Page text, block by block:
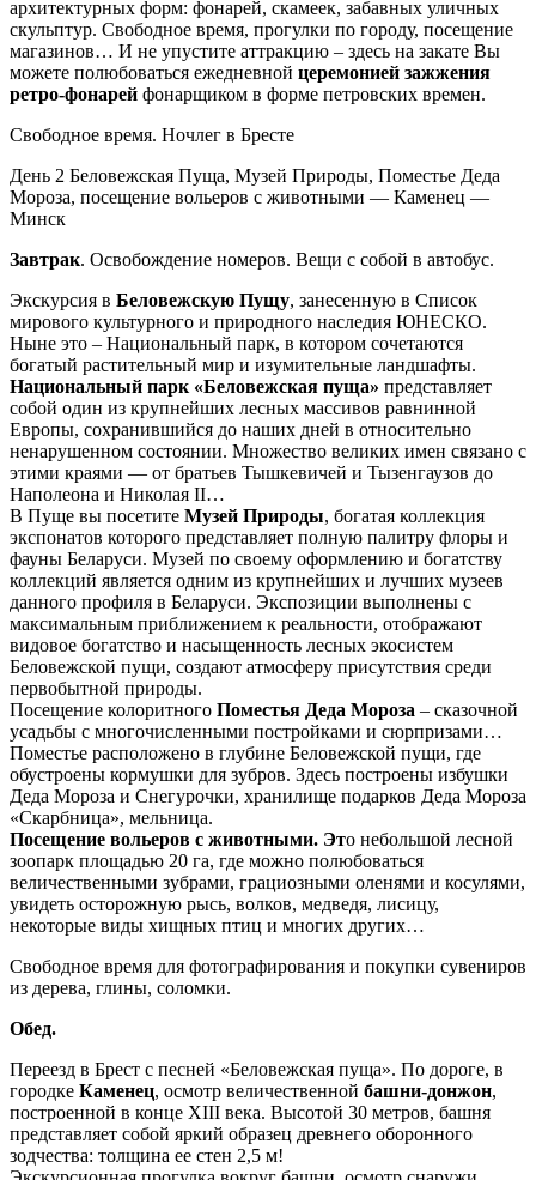
архитектурных форм: фонарей, скамеек, забавных уличных
скульптур. Свободное время, прогулки по городу, посещение
магазинов… И не упустите аттракцию – здесь на закате Вы
можете полюбоваться ежедневной церемонией зажжения
ретро-фонарей фонарщиком в форме петровских времен.
Свободное время. Ночлег в Бресте
День 2 Беловежская Пуща, Музей Природы, Поместье Деда
Мороза, посещение вольеров с животными — Каменец —
Минск
Завтрак. Освобождение номеров. Вещи с собой в автобус.
Экскурсия в Беловежскую Пущу, занесенную в Список
мирового культурного и природного наследия ЮНЕСКО.
Ныне это – Национальный парк, в котором сочетаются
богатый растительный мир и изумительные ландшафты.
Национальный парк «Беловежская пуща» представляет
собой один из крупнейших лесных массивов равнинной
Европы, сохранившийся до наших дней в относительно
ненарушенном состоянии. Множество великих имен связано с
этими краями — от братьев Тышкевичей и Тызенгаузов до
Наполеона и Николая II…
В Пуще вы посетите Музей Природы, богатая коллекция
экспонатов которого представляет полную палитру флоры и
фауны Беларуси. Музей по своему оформлению и богатству
коллекций является одним из крупнейших и лучших музеев
данного профиля в Беларуси. Экспозиции выполнены с
максимальным приближением к реальности, отображают
видовое богатство и насыщенность лесных экосистем
Беловежской пущи, создают атмосферу присутствия среди
первобытной природы.
Посещение колоритного Поместья Деда Мороза – сказочной
усадьбы с многочисленными постройками и сюрпризами…
Поместье расположено в глубине Беловежской пущи, где
обустроены кормушки для зубров. Здесь построены избушки
Деда Мороза и Снегурочки, хранилище подарков Деда Мороза
«Скарбница», мельница.
Посещение вольеров с животными. Это небольшой лесной
зоопарк площадью 20 га, где можно полюбоваться
величественными зубрами, грациозными оленями и косулями,
увидеть осторожную рысь, волков, медведя, лисицу,
некоторые виды хищных птиц и многих других…
Свободное время для фотографирования и покупки сувениров
из дерева, глины, соломки.
Обед.
Переезд в Брест с песней «Беловежская пуща». По дороге, в
городке Каменец, осмотр величественной башни-донжон,
построенной в конце ХІІІ века. Высотой 30 метров, башня
представляет собой яркий образец древнего оборонного
зодчества: толщина ее стен 2,5 м!